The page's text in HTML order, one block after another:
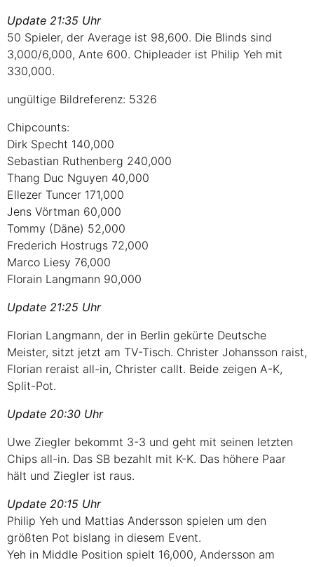
Update 21:35 Uhr
50 Spieler, der Average ist 98,600. Die Blinds sind
3,000/6,000, Ante 600. Chipleader ist Philip Yeh mit
330,000.
ungültige Bildreferenz: 5326
Chipcounts:
Dirk Specht 140,000
Sebastian Ruthenberg 240,000
Thang Duc Nguyen 40,000
Ellezer Tuncer 171,000
Jens Vörtman 60,000
Tommy (Däne) 52,000
Frederich Hostrugs 72,000
Marco Liesy 76,000
Florain Langmann 90,000
Update 21:25 Uhr
Florian Langmann, der in Berlin gekürte Deutsche
Meister, sitzt jetzt am TV-Tisch. Christer Johansson raist,
Florian reraist all-in, Christer callt. Beide zeigen A-K,
Split-Pot.
Update 20:30 Uhr
Uwe Ziegler bekommt 3-3 und geht mit seinen letzten
Chips all-in. Das SB bezahlt mit K-K. Das höhere Paar
hält und Ziegler ist raus.
Update 20:15 Uhr
Philip Yeh und Mattias Andersson spielen um den
größten Pot bislang in diesem Event.
Yeh in Middle Position spielt 16,000, Andersson am